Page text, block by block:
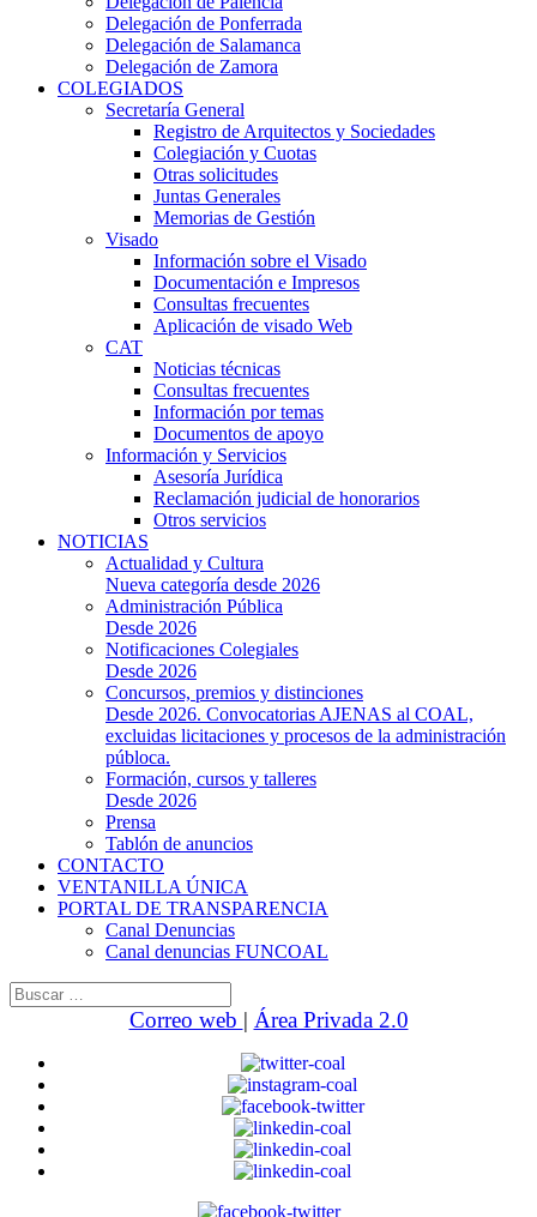
Delegación de Ponferrada
Delegación de Salamanca
Delegación de Zamora
COLEGIADOS
Secretaría General
Registro de Arquitectos y Sociedades
Colegiación y Cuotas
Otras solicitudes
Juntas Generales
Memorias de Gestión
Visado
Información sobre el Visado
Documentación e Impresos
Consultas frecuentes
Aplicación de visado Web
CAT
Noticias técnicas
Consultas frecuentes
Información por temas
Documentos de apoyo
Información y Servicios
Asesoría Jurídica
Reclamación judicial de honorarios
Otros servicios
NOTICIAS
Actualidad y Cultura
Nueva categoría desde 2026
Administración Pública
Desde 2026
Notificaciones Colegiales
Desde 2026
Concursos, premios y distinciones
Desde 2026. Convocatorias AJENAS al COAL,
excluidas licitaciones y procesos de la administración
públoca.
Formación, cursos y talleres
Desde 2026
Prensa
Tablón de anuncios
CONTACTO
VENTANILLA ÚNICA
PORTAL DE TRANSPARENCIA
Canal Denuncias
Canal denuncias FUNCOAL
Buscar:
Correo web | Área Privada 2.0